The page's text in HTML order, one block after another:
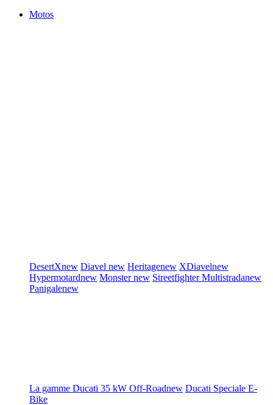
Motos
DesertXnew Diavel new Heritagenew XDiavelnew
Hypermotardnew Monsternew StreetfighterMultistradanew
Panigalenew
La gamme Ducati 35 kW Off-Roadnew Ducati Speciale E-
Bike